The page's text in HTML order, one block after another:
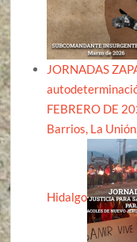
JORNADAS
FEBRERO DE
Barrios, La
Hidalgo